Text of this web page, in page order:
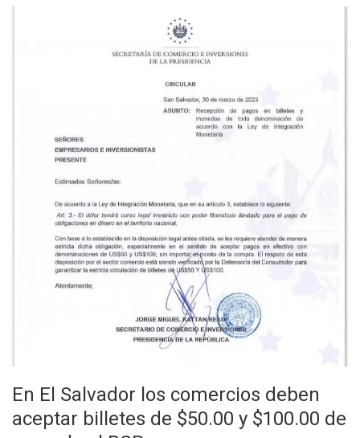
En El Salvador los comercios deben
aceptar billetes de $50.00 y $100.00 de